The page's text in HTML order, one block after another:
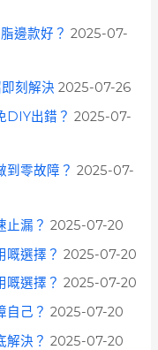
邊款好？ 2025-07-
刻解決 2025-07-26
DIY出錯？ 2025-07-
到零故障？ 2025-07-
止漏？ 2025-07-20
嘅選擇？ 2025-07-20
嘅選擇？ 2025-07-20
自己？ 2025-07-20
解決？ 2025-07-20